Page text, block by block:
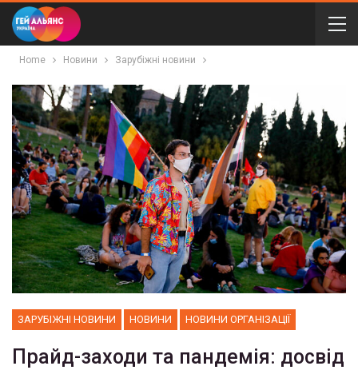
Home Новини Зарубіжні новини
ЗАРУБІЖНІ НОВИНИ НОВИНИ НОВИНИ ОРГАНІЗАЦІЇ
Прайд-заходи та пандемія: досвід